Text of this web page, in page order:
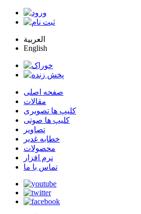
العربية
English
صفحه اصلی
مقالات
کلیپ ها تصویری
کلیپ ها صوتی
تصاویر
خطابه غدیر
محصولات
نرم افزار
تماس با ما